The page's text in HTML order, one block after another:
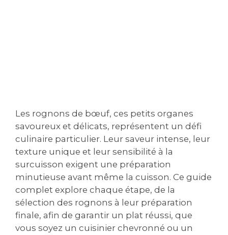
Les rognons de bœuf, ces petits organes
savoureux et délicats, représentent un défi
culinaire particulier. Leur saveur intense, leur
texture unique et leur sensibilité à la
surcuisson exigent une préparation
minutieuse avant même la cuisson. Ce guide
complet explore chaque étape, de la
sélection des rognons à leur préparation
finale, afin de garantir un plat réussi, que
vous soyez un cuisinier chevronné ou un